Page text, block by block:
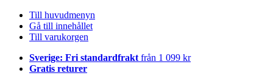
Till huvudmenyn
Gå till innehållet
Till varukorgen
Sverige: Fri standardfrakt från 1 099 kr
Gratis returer